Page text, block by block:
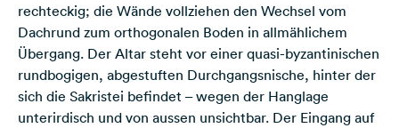
rechteckig; die Wände vollziehen den Wechsel vom
Dachrund zum orthogonalen Boden in allmählichem
Übergang. Der Altar steht vor einer quasi-byzantinischen
rundbogigen, abgestuften Durchgangsnische, hinter der
sich die Sakristei befindet – wegen der Hanglage
unterirdisch und von aussen unsichtbar. Der Eingang auf